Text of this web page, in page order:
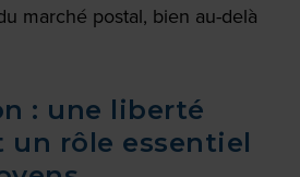
marché postal, bien au-delà
: une liberté
un rôle essentiel